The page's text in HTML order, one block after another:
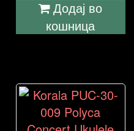
Додај во
кошница